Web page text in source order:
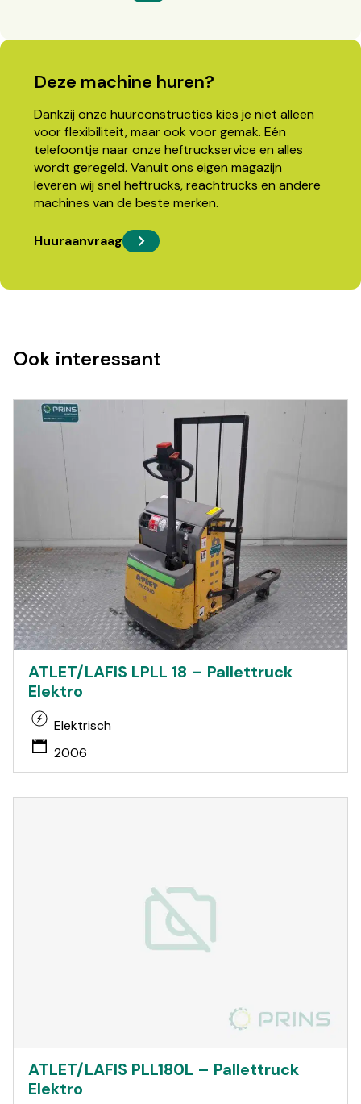
Deze machine huren?
Dankzij onze huurconstructies kies je niet alleen
voor flexibiliteit, maar ook voor gemak. Eén
telefoontje naar onze heftruckservice en alles
wordt geregeld. Vanuit ons eigen magazijn
leveren wij snel heftrucks, reachtrucks en andere
machines van de beste merken.
Huuraanvraag
Ook interessant
ATLET/LAFIS LPLL 18 – Pallettruck
Elektro
Elektrisch
2006
ATLET/LAFIS PLL180L – Pallettruck
Elektro